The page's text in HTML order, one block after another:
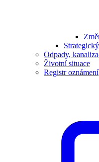
Odpady,
Životní situace
Registr oznámení